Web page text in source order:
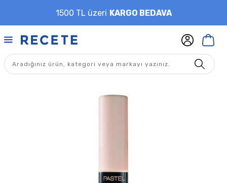
1500 TL üzeri KARGO BEDAVA